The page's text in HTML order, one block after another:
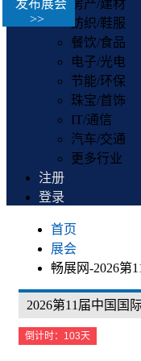
房产/建材
纺织/鞋服
餐饮/食品
电子/光电
节能/环保
珠宝/首饰
IT/通信
汽车/交通
更多行业
注册
登录
首页
展会
畅展网-2026第
2026第11届中国国
倒计时：103天
发布展会
>>